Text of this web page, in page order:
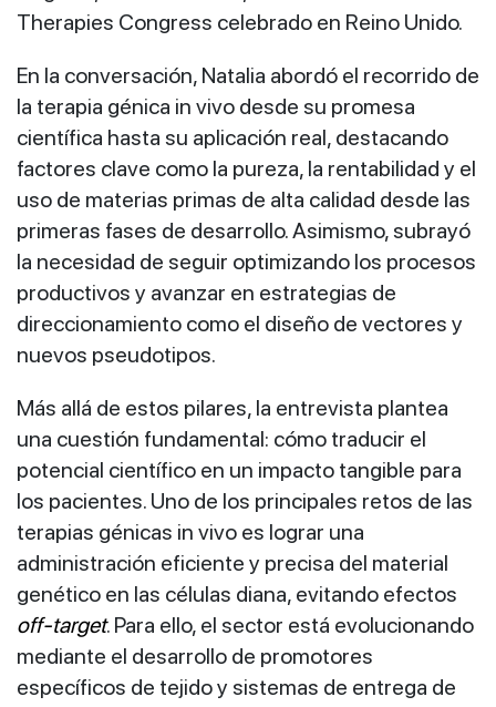
Therapies Congress celebrado en Reino Unido.
En la conversación, Natalia abordó el recorrido de
la terapia génica in vivo desde su promesa
científica hasta su aplicación real, destacando
factores clave como la pureza, la rentabilidad y el
uso de materias primas de alta calidad desde las
primeras fases de desarrollo. Asimismo, subrayó
la necesidad de seguir optimizando los procesos
productivos y avanzar en estrategias de
direccionamiento como el diseño de vectores y
nuevos pseudotipos.
Más allá de estos pilares, la entrevista plantea
una cuestión fundamental: cómo traducir el
potencial científico en un impacto tangible para
los pacientes. Uno de los principales retos de las
terapias génicas in vivo es lograr una
administración eficiente y precisa del material
genético en las células diana, evitando efectos
off-target. Para ello, el sector está evolucionando
mediante el desarrollo de promotores
específicos de tejido y sistemas de entrega de